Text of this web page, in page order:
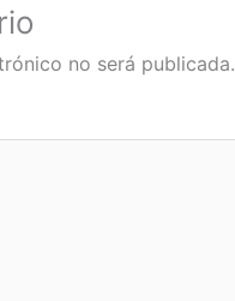
no será publicada.